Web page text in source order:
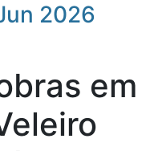
2026
em